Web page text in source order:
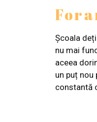
Școala
nu mai
aceea
un puț nou
constantă